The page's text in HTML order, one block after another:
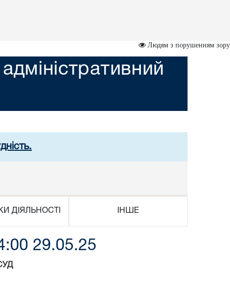
Людям з порушенням зору
ДІЯЛЬНОСТІ ІНШЕ
29.05.25